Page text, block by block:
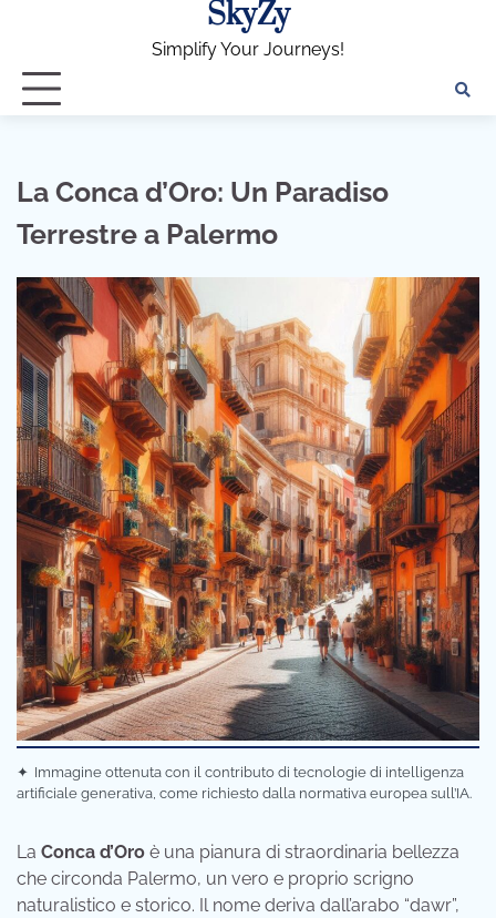
SkyZy
Simplify Your Journeys!
La Conca d’Oro: Un Paradiso
Terrestre a Palermo
✦ Immagine ottenuta con il contributo di tecnologie di intelligenza
artificiale generativa, come richiesto dalla normativa europea sull’IA.
La Conca d’Oro è una pianura di straordinaria bellezza
che circonda Palermo, un vero e proprio scrigno
naturalistico e storico. Il nome deriva dall’arabo “dawr”,